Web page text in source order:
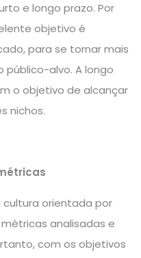
e longo prazo. Por
objetivo é
para se tornar mais
alvo. A longo
o objetivo de alcançar
nichos.
cultura orientada por
analisadas e
com os objetivos